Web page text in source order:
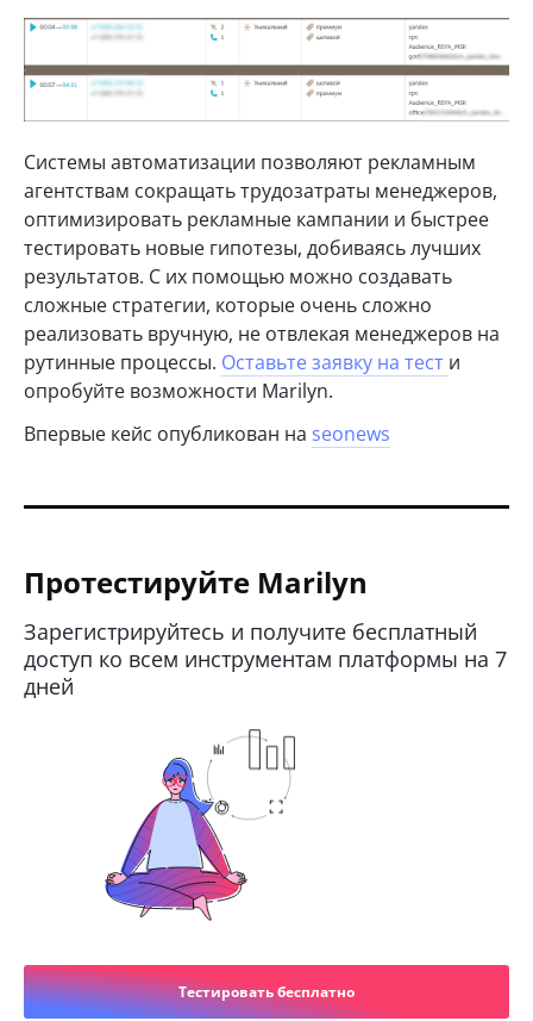
Системы автоматизации позволяют рекламным
агентствам сокращать трудозатраты менеджеров,
оптимизировать рекламные кампании и быстрее
тестировать новые гипотезы, добиваясь лучших
результатов. С их помощью можно создавать
сложные стратегии, которые очень сложно
реализовать вручную, не отвлекая менеджеров на
рутинные процессы. Оставьте заявку на тест и
опробуйте возможности Marilyn.
Впервые кейс опубликован на seonews
Протестируйте Marilyn
Зарегистрируйтесь и получите бесплатный
доступ ко всем инструментам платформы на 7
дней
Тестировать бесплатно